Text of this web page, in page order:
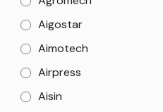
Aigostar
Aimotech
Airpress
Aisin